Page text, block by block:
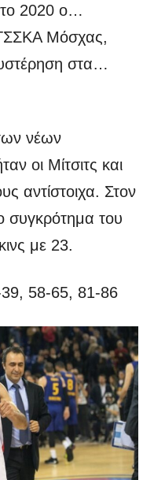
το 2020 ο…
Μόσχας,
στα…
νέων
οι Μίτσιτς και
αντίστοιχα. Στον
συγκρότημα του
με 23.
58-65, 81-86